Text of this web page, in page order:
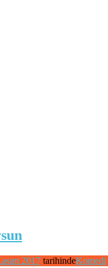
2017 tarihindeKomedi